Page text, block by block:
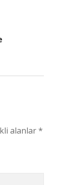
alanlar*